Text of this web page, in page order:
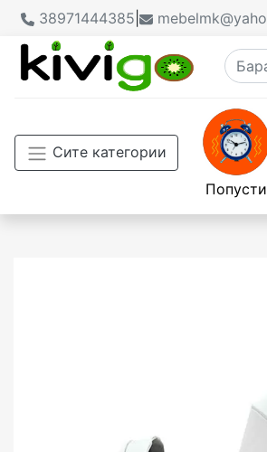
38971444385
Сите категории
Попусти